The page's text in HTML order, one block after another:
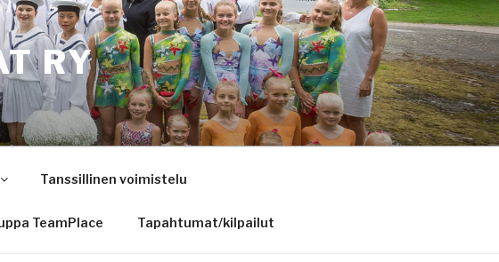
RY
Tanssillinen voimistelu
TeamPlace Tapahtumat/kilpailut